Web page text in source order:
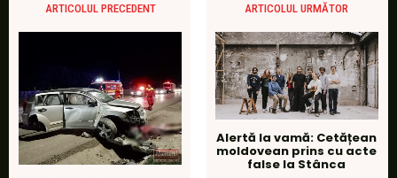
ARTICOLUL PRECEDENT ARTICOLUL URMĂTOR
Alertă la vamă: Cetățean
moldovean prins cu acte
false la Stânca